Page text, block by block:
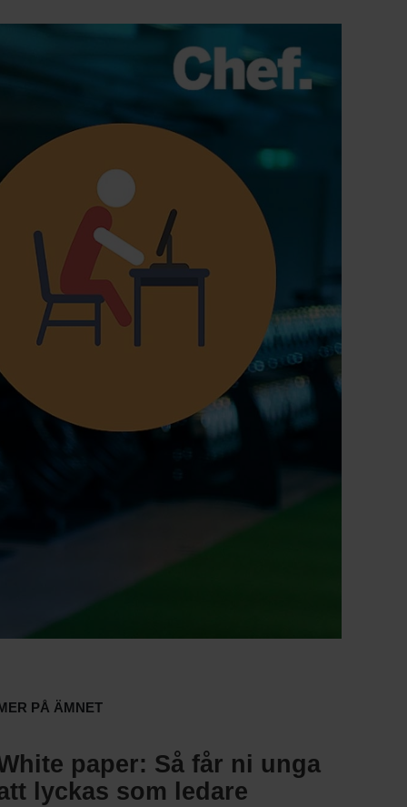
på ämnet
paper: Så får ni unga
lyckas som ledare